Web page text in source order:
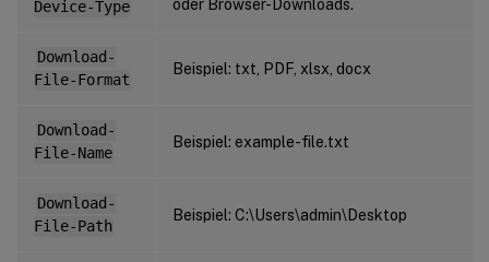
Device-Type
oder Browser-Downloads.
Download-
File-Format
Beispiel: txt, PDF, xlsx, docx
Download-
File-Name
Beispiel: example-file.txt
Download-
File-Path
Beispiel: C:\Users\admin\Desktop